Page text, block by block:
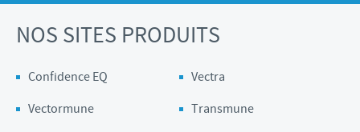
NOS SITES PRODUITS
Confidence EQ
Vectra
Vectormune
Transmune